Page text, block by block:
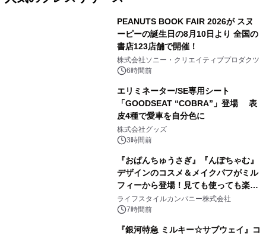
PEANUTS BOOK FAIR 2026が スヌ
ーピーの誕生日の8月10日より 全国の
書店123店舗で開催！
株式会社ソニー・クリエイティブプロダクツ
6時間前
エリミネーター/SE専用シート
「GOODSEAT “COBRA”」登場 表
皮4種で愛車を自分色に
株式会社グッズ
3時間前
『おぱんちゅうさぎ』『んぽちゃむ』
デザインのコスメ＆メイクパフがミル
フィーから登場！見ても使っても楽し
い、ポップでキュートなコレクショ
ン。
ライフスタイルカンパニー株式会社
7時間前
『銀河特急 ミルキー☆サブウェイ』コ